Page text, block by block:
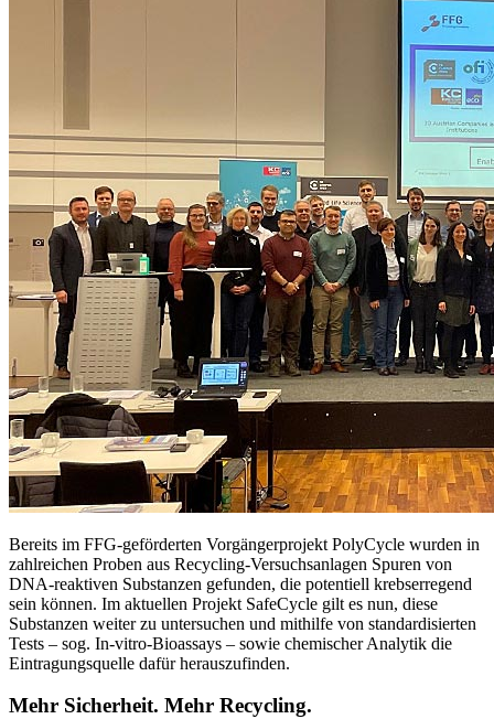
Bereits im FFG-geförderten Vorgängerprojekt PolyCycle wurden in
zahlreichen Proben aus Recycling-Versuchsanlagen Spuren von
DNA-reaktiven Substanzen gefunden, die potentiell krebserregend
sein können. Im aktuellen Projekt SafeCycle gilt es nun, diese
Substanzen weiter zu untersuchen und mithilfe von standardisierten
Tests – sog. In-vitro-Bioassays – sowie chemischer Analytik die
Eintragungsquelle dafür herauszufinden.
Mehr Sicherheit. Mehr Recycling.